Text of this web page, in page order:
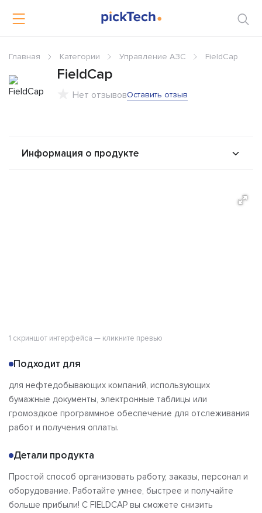
Главная Категории Управление АЗС FieldCap
FieldCap
Нет отзывовОставить отзыв
Информация о продукте
1 скриншот интерфейса — кликните превью
Подходит для
для нефтедобывающих компаний, использующих
бумажные документы, электронные таблицы или
громоздкое программное обеспечение для отслеживания
работ и получения оплаты.
Детали продукта
Простой способ организовать работу, заказы, персонал и
оборудование. Работайте умнее, быстрее и получайте
больше прибыли! С FIELDCAP вы сможете снизить